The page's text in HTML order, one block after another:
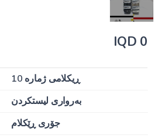
0 IQD
ڕیکلامی ژمارە 10
بەرواری لیستکردن
جۆری ڕێکلام